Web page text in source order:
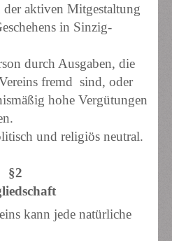
der aktiven Mitgestaltung
in Sinzig-
durch Ausgaben, die
fremd sind, oder
hohe Vergütungen
und religiös neutral.
§2
kann jede natürliche